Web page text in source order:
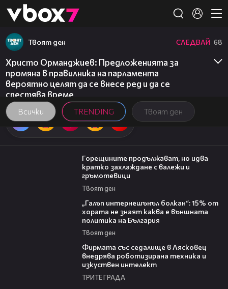
👾
Всички TRENDING Твоят ден
Твоят ден СЛЕДВАЙ 68
Христо Орманджиев: Предложенията за
промяна в правилника на парламента
вероятно целят да се внесе ред и да се
спестява време
02:31
Горещините продължават, но идва
кратко захлаждане с валежи и
гръмотевици
Твоят ден
„Галъп интернешънъл болкан“: 15% от
хората не знаят каква е външната
политика на България
Твоят ден
Фирмата със седалище в Лясковец
внедрява роботизирана техника и
изкуствен интелект
ТРИТЕ ГРАДА